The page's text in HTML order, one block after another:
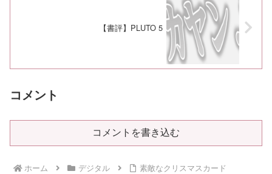
【書評】PLUTO 5
コメント
コメントを書き込む
ホーム デジタル 素敵なクリスマスカード